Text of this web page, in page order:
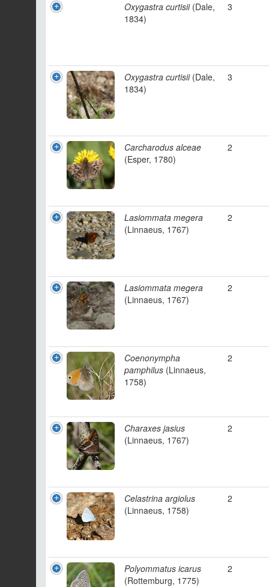
Oxygastra curtisii(Dale,
1834)
3
Oxygastra curtisii(Dale,
1834)
3
Carcharodus alceae
(Esper, 1780)
2
Lasiommata megera
(Linnaeus, 1767)
2
Lasiommata megera
(Linnaeus, 1767)
2
Coenonympha
pamphilus (Linnaeus,
1758)
2
Charaxes jasius
(Linnaeus, 1767)
2
Celastrina argiolus
(Linnaeus, 1758)
2
Polyommatus icarus
(Rottemburg, 1775)
2